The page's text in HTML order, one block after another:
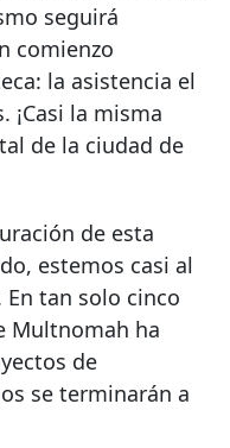
seguirá
comienzo
la asistencia el
¡Casi la misma
de la ciudad de
de esta
estemos casi al
tan solo cinco
Multnomah ha
de
se terminarán a